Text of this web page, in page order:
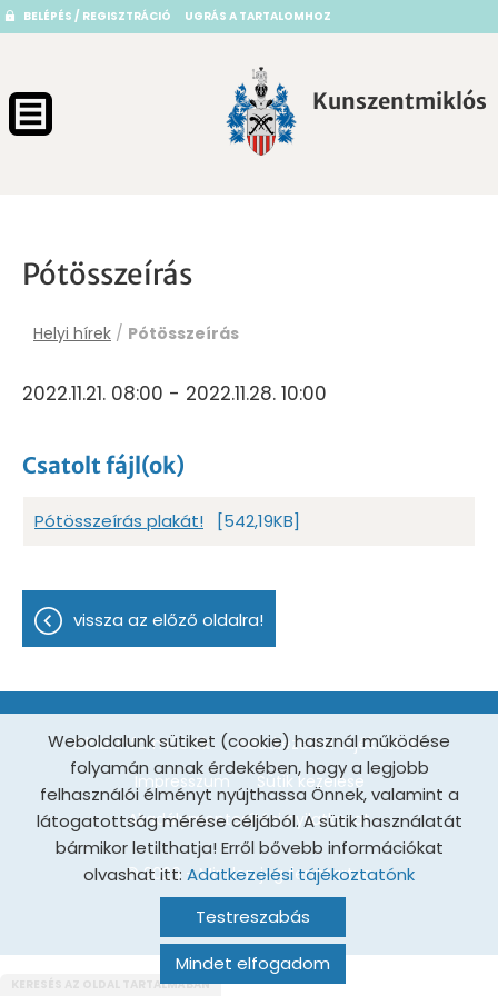
BELÉPÉS / REGISZTRÁCIÓ UGRÁS A TARTALOMHOZ
Kunszentmiklós
Pótösszeírás
Helyi hírek / Pótösszeírás
2022.11.21. 08:00 - 2022.11.28. 10:00
Csatolt fájl(ok)
Pótösszeírás plakát! [542,19KB]
vissza az előző oldalra!
© 2026 - Minden jog fenntartva
Oldal információk
Adatkezelési tájékoztató
Impresszum
Sütik kezelése
Akadálymentesítési nyilatkozat
Mindet elfogadom
Testreszabás
Weboldalunk sütiket (cookie) használ működése
folyamán annak érdekében, hogy a legjobb
felhasználói élményt nyújthassa Önnek, valamint a
látogatottság mérése céljából. A sütik használatát
bármikor letilthatja! Erről bővebb információkat
olvashat itt: Adatkezelési tájékoztatónk
KERESÉS AZ OLDAL TARTALMÁBAN